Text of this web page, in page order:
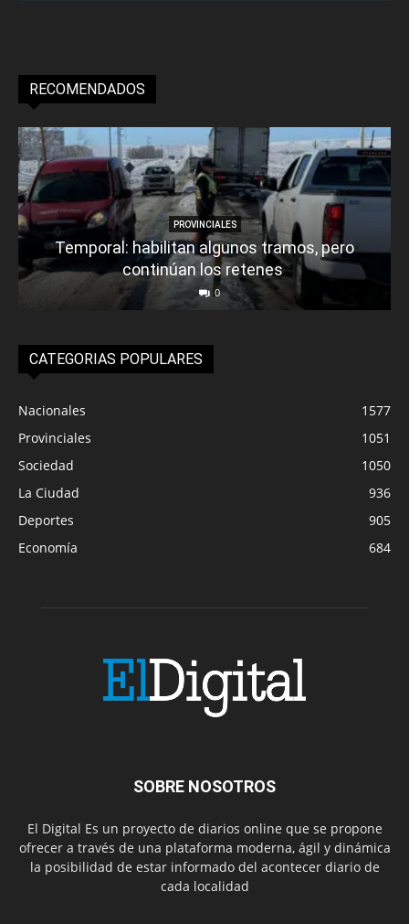
RECOMENDADOS
PROVINCIALES
Temporal: habilitan algunos tramos, pero
continúan los retenes
0
CATEGORIAS POPULARES
Nacionales
1577
Provinciales
1051
Sociedad
1050
La Ciudad
936
Deportes
905
Economía
684
SOBRE NOSOTROS
El Digital Es un proyecto de diarios online que se propone
ofrecer a través de una plataforma moderna, ágil y dinámica
la posibilidad de estar informado del acontecer diario de
cada localidad